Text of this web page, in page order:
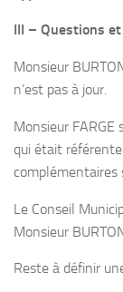
III – Questions
Monsieur
n’est pas à jour.
Monsieur FARGE
qui était
complémentaires
Le Conseil
Monsieur
Reste à définir